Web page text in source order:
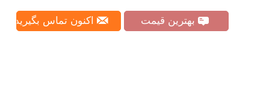
بهترین قیمت اکنون تماس بگیرید